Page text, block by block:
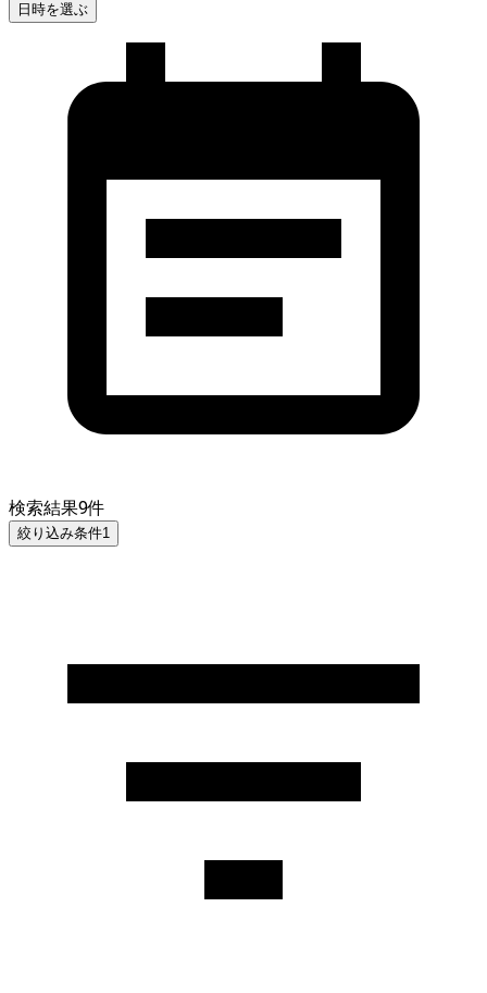
日時を選ぶ
検索結果9件
絞り込み条件1